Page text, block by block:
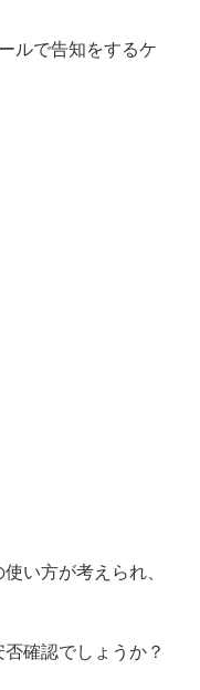
ルで告知をするケ
い方が考えられ、
確認でしょうか？